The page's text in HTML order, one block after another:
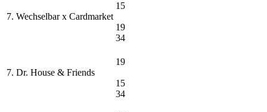
7. Wechselbar x Cardmarket
15
19
34
7. Dr. House & Friends
19
15
34